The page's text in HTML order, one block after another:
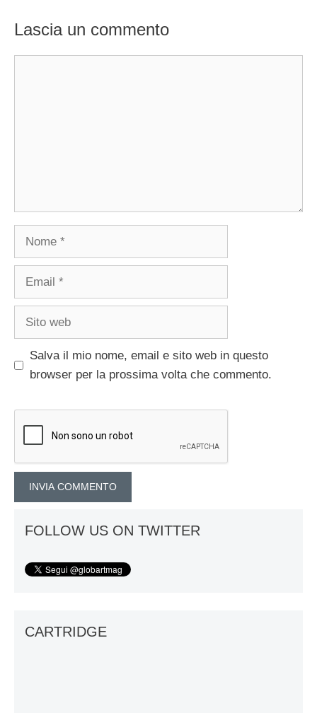
Lascia un commento
Nome
Email
Sito
Salva il mio nome, email e sito web in questo
browser per la prossima volta che commento.
FOLLOW US ON TWITTER
CARTRIDGE